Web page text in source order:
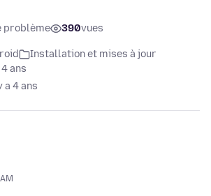
problème 390vues
Installation et mises à jour
ans
a 4 ans